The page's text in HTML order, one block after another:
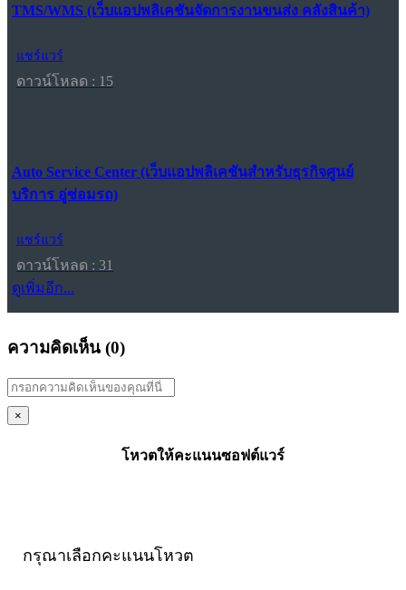
TMS/WMS (เว็บแอปพลิเคชันจัดการงานขนส่ง คลังสินค้า)
แชร์แวร์
ดาวน์โหลด : 15
Auto Service Center (เว็บแอปพลิเคชันสำหรับธุรกิจศูนย์
บริการ อู่ซ่อมรถ)
แชร์แวร์
ดาวน์โหลด : 31
ดูเพิ่มอีก...
ความคิดเห็น (0)
×
โหวตให้คะแนนซอฟต์แวร์
กรุณาเลือกคะแนนโหวต